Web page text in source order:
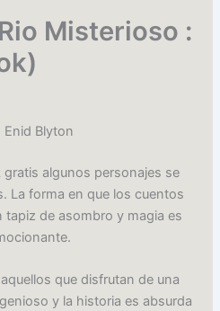
Misterioso :
Enid Blyton
algunos personajes se
La forma en que los cuentos
tapiz de asombro y magia es
que disfrutan de una
y la historia es absurda